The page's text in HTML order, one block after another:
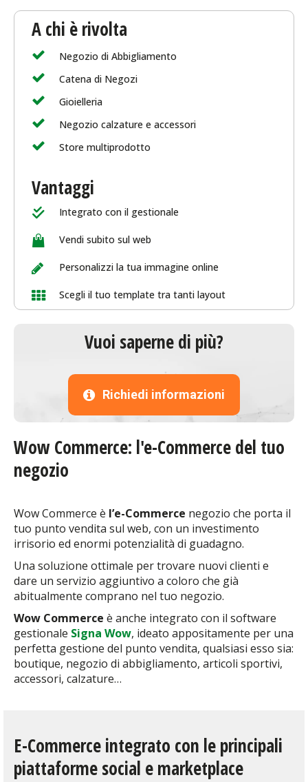
A chi è rivolta
Negozio di Abbigliamento
Catena di Negozi
Gioielleria
Negozio calzature e accessori
Store multiprodotto
Vantaggi
Integrato con il gestionale
Vendi subito sul web
Personalizzi la tua immagine online
Scegli il tuo template tra tanti layout
Vuoi saperne di più?
Richiedi informazioni
Wow Commerce: l'e-Commerce del tuo
negozio
Wow Commerce è l’e-Commerce negozio che porta il
tuo punto vendita sul web, con un investimento
irrisorio ed enormi potenzialità di guadagno.
Una soluzione ottimale per trovare nuovi clienti e
dare un servizio aggiuntivo a coloro che già
abitualmente comprano nel tuo negozio.
Wow Commerce è anche integrato con il software
gestionale Signa Wow, ideato appositamente per una
perfetta gestione del punto vendita, qualsiasi esso sia:
boutique, negozio di abbigliamento, articoli sportivi,
accessori, calzature…
E-Commerce integrato con le principali
piattaforme social e marketplace